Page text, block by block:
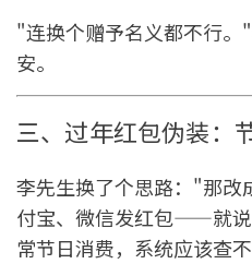
"连换个赠予名义都不行。
安。
三、过年红包伪装：
李先生换了个思路："那改
付宝、微信发红包——就
常节日消费，系统应该查